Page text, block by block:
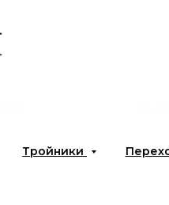
Тройники